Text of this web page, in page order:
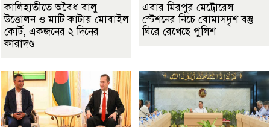
কালিহাতীতে অবৈধ বালু
উত্তোলন ও মাটি কাটায় মোবাইল
কোর্ট, একজনের ২ দিনের
কারাদণ্ড
এবার মিরপুর মেট্রোরেল
স্টেশনের নিচে বোমাসদৃশ বস্তু
ঘিরে রেখেছে পুলিশ